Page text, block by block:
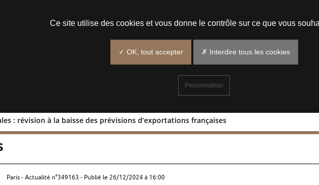
: révision à la baisse des prévisions d’exportations françaises
révision à la baisse des prévisions d’exportations
Paris - Actualité n°349163 - Publié le 26/12/2024 à 16:00
Ce site utilise des cookies et vous donne le contrôle sur ce que vous
✓ OK, tout accepter ✗ Interdire tous les cookies
Personnaliser